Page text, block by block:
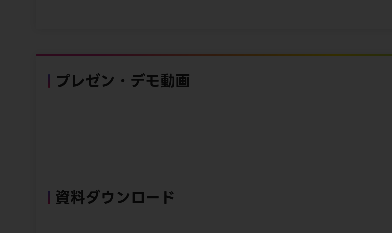
プレゼン・デモ動画
資料ダウンロード